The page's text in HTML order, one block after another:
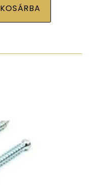
KOSÁRBA